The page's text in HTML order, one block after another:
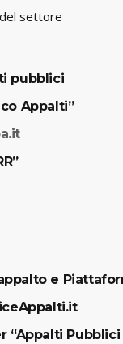
settore
pubblici
Appalti”
e
Pubblici